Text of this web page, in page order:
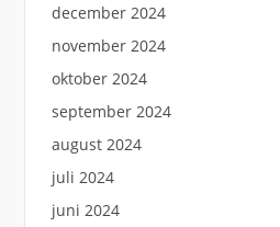
december 2024
november 2024
oktober 2024
september 2024
august 2024
juli 2024
juni 2024